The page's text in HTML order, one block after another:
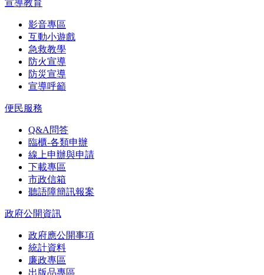
宣導教育
影音專區
互動小遊戲
急救教學
防火宣導
防災宣導
宣導呼籲
便民服務
Q&A問答
臨櫃-各類申辦
線上申辦與申請
下載專區
市政信箱
聽語障簡訊報案
政府公開資訊
政府應公開事項
統計資料
廉政專區
出版品專區